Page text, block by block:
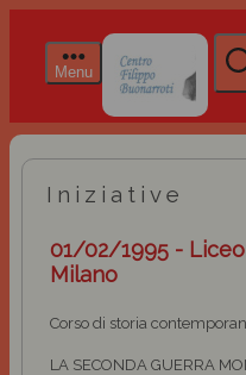
Menu
Iniziative
01/02/1995 -
Milano
Corso di storia
LA SECONDA GUERRA